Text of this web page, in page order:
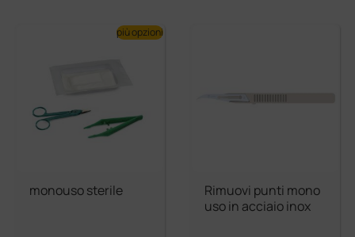
monouso sterile
più opzioni
Rimuovi punti mono
uso in acciaio inox